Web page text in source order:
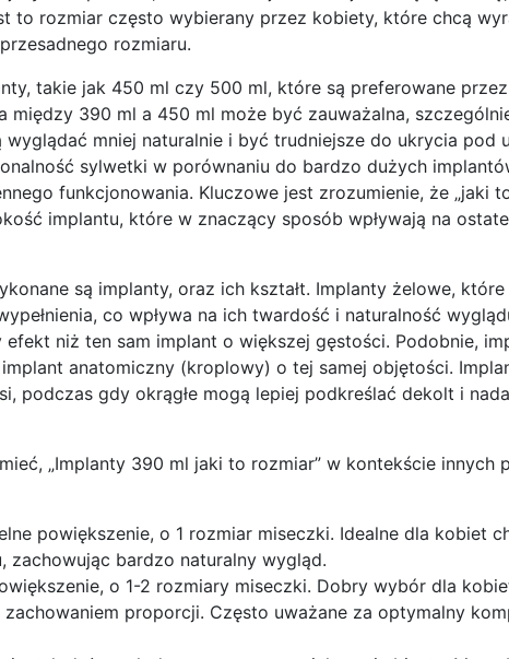
to rozmiar często wybierany przez kobiety, które chcą
rozmiaru.
takie jak 450 ml czy 500 ml, które są preferowane
390 ml a 450 ml może być zauważalna,
mniej naturalnie i być trudniejsze do ukrycia pod
sylwetki w porównaniu do bardzo dużych
funkcjonowania. Kluczowe jest zrozumienie, że „jaki
implantu, które w znaczący sposób wpływają na
są implanty, oraz ich kształt. Implanty żelowe,
co wpływa na ich twardość i naturalność
niż ten sam implant o większej gęstości. Podobnie,
anatomiczny (kroplowy) o tej samej objętości.
podczas gdy okrągłe mogą lepiej podkreślać dekolt i
„Implanty 390 ml jaki to rozmiar” w kontekście innych
powiększenie, o 1 rozmiar miseczki. Idealne dla kobiet
zachowując bardzo naturalny wygląd.
o 1-2 rozmiary miseczki. Dobry wybór dla
proporcji. Często uważane za optymalny